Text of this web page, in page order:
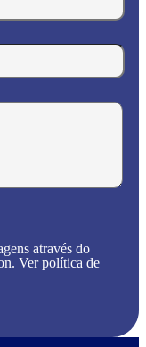
através do
Ver política de